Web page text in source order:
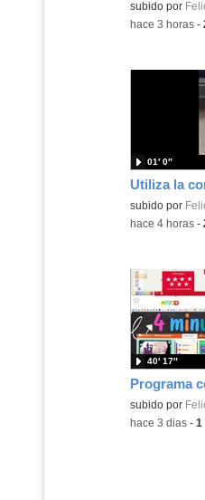
Contenido
subido por
-hace 3 horas-
Contenido
subido por
01′ 0″
-hace 4 horas-
Contenido
subido por
40′ 17″
-hace 3 dias- 1